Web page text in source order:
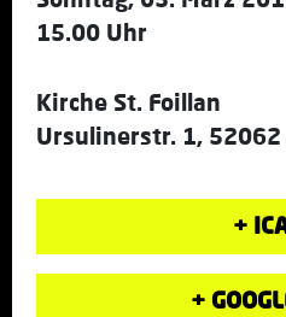
15.00 Uhr
Kirche St. Foillan
Ursulinerstr. 1, 52062
+
+